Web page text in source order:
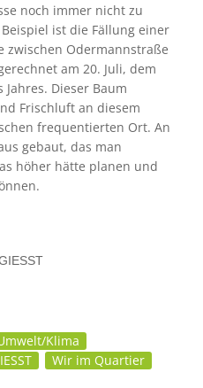
noch immer nicht zu
ist die Fällung einer
zwischen Odermannstraße
am 20. Juli, dem
Dieser Baum
Frischluft an diesem
frequentierten Ort. An
gebaut, das man
höher hätte planen und
Klima
Wir im Quartier